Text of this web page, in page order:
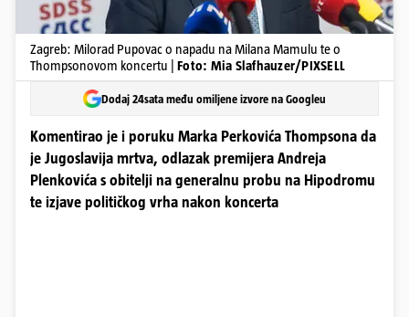
Zagreb: Milorad Pupovac o napadu na Milana Mamulu te o
Thompsonovom koncertu | Foto: Mia Slafhauzer/PIXSELL
Dodaj 24sata među omiljene izvore na Googleu
Komentirao je i poruku Marka Perkovića Thompsona da
je Jugoslavija mrtva, odlazak premijera Andreja
Plenkovića s obitelji na generalnu probu na Hipodromu
te izjave političkog vrha nakon koncerta